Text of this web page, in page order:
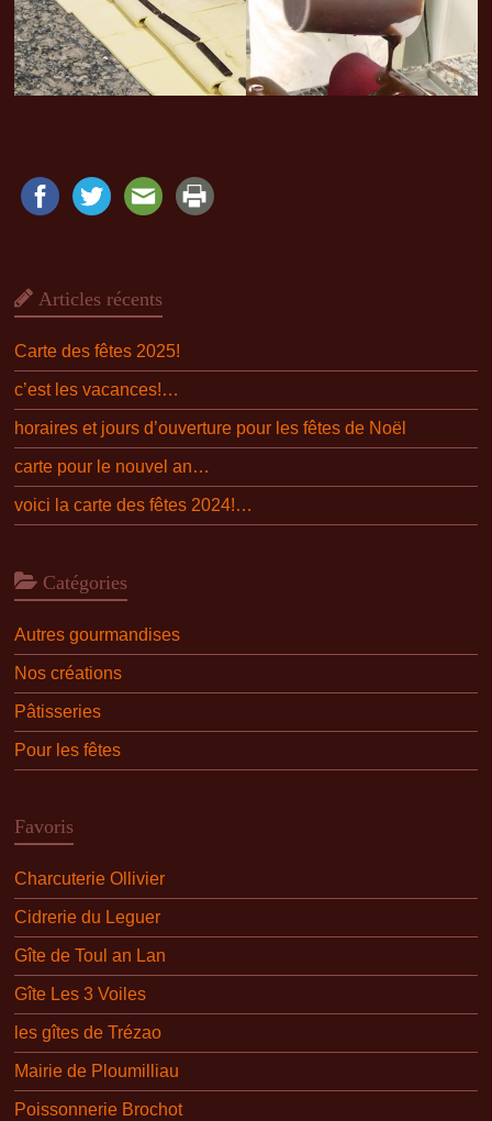
Articles récents
Carte des fêtes 2025!
c’est les vacances!…
horaires et jours d’ouverture pour les fêtes de Noël
carte pour le nouvel an…
voici la carte des fêtes 2024!…
Catégories
Autres gourmandises
Nos créations
Pâtisseries
Pour les fêtes
Favoris
Charcuterie Ollivier
Cidrerie du Leguer
Gîte de Toul an Lan
Gîte Les 3 Voiles
les gîtes de Trézao
Mairie de Ploumilliau
Poissonnerie Brochot